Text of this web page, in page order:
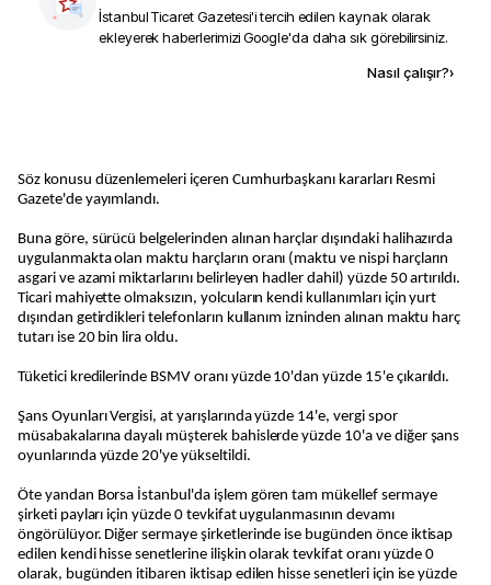
İstanbul Ticaret Gazetesi'i tercih edilen kaynak olarak
ekleyerek haberlerimizi Google'da daha sık görebilirsiniz.
Nasıl çalışır?›
Söz konusu düzenlemeleri içeren Cumhurbaşkanı kararları Resmi
Gazete'de yayımlandı.
Buna göre, sürücü belgelerinden alınan harçlar dışındaki halihazırda
uygulanmakta olan maktu harçların oranı (maktu ve nispi harçların
asgari ve azami miktarlarını belirleyen hadler dahil) yüzde 50 artırıldı.
Ticari mahiyette olmaksızın, yolcuların kendi kullanımları için yurt
dışından getirdikleri telefonların kullanım izninden alınan maktu harç
tutarı ise 20 bin lira oldu.
Tüketici kredilerinde BSMV oranı yüzde 10'dan yüzde 15'e çıkarıldı.
Şans Oyunları Vergisi, at yarışlarında yüzde 14'e, vergi spor
müsabakalarına dayalı müşterek bahislerde yüzde 10'a ve diğer şans
oyunlarında yüzde 20'ye yükseltildi.
Öte yandan Borsa İstanbul'da işlem gören tam mükellef sermaye
şirketi payları için yüzde 0 tevkifat uygulanmasının devamı
öngörülüyor. Diğer sermaye şirketlerinde ise bugünden önce iktisap
edilen kendi hisse senetlerine ilişkin olarak tevkifat oranı yüzde 0
olarak, bugünden itibaren iktisap edilen hisse senetleri için ise yüzde